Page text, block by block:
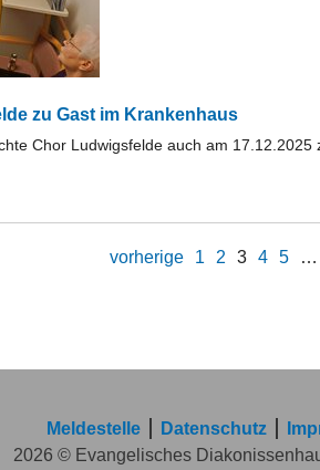
zu Gast im Krankenhaus
Chor Ludwigsfelde auch am 17.12.2025
vorherige 1 2 3 4 5 …
Meldestelle Datenschutz
2026 © Evangelisches